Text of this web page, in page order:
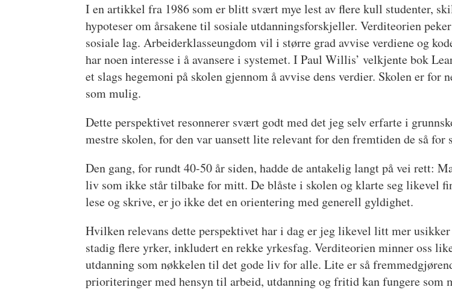
I en artikkel fra 1986 som er blitt svært mye lest av flere kull studenter,
hypoteser om årsakene til sosiale utdanningsforskjeller. Verditeorien
sosiale lag. Arbeiderklasseungdom vil i større grad avvise verdiene og
har noen interesse i å avansere i systemet. I Paul Willis’ velkjente bok
et slags hegemoni på skolen gjennom å avvise dens verdier. Skolen er
som mulig.
Dette perspektivet resonnerer svært godt med det jeg selv erfarte i
mestre skolen, for den var uansett lite relevant for den fremtiden de så for
Den gang, for rundt 40-50 år siden, hadde de antakelig langt på vei rett:
liv som ikke står tilbake for mitt. De blåste i skolen og klarte seg likevel
lese og skrive, er jo ikke det en orientering med generell gyldighet.
Hvilken relevans dette perspektivet har i dag er jeg likevel litt mer
stadig flere yrker, inkludert en rekke yrkesfag. Verditeorien minner oss
utdanning som nøkkelen til det gode liv for alle. Lite er så
prioriteringer med hensyn til arbeid, utdanning og fritid kan fungere som